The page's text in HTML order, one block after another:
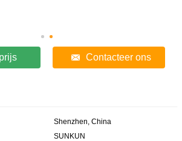
Contacteer ons
Shenzhen, China
SUNKUN